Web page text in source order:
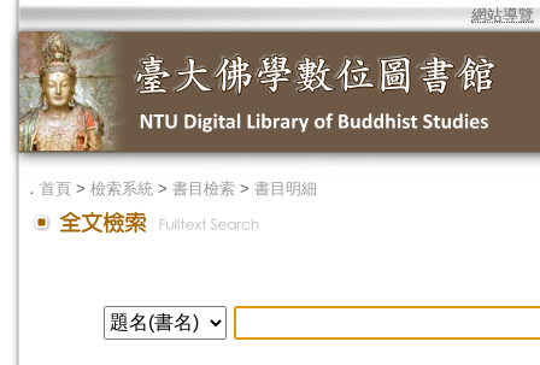
網站導覽
． 首頁 > 檢索系統 > 書目檢索 > 書目明細